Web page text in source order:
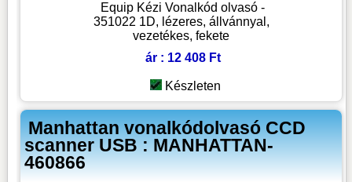
Equip Kézi Vonalkód olvasó -
351022 1D, lézeres, állvánnyal,
vezetékes, fekete
ár : 12 408 Ft
Készleten
Manhattan vonalkódolvasó CCD
scanner USB : MANHATTAN-
460866